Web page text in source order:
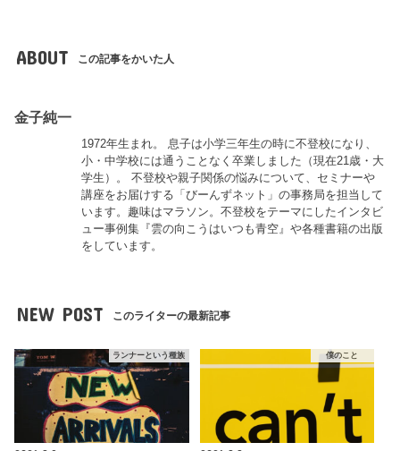
ABOUT この記事をかいた人
金子純一
1972年生まれ。 息子は小学三年生の時に不登校になり、
小・中学校には通うことなく卒業しました（現在21歳・大
学生）。 不登校や親子関係の悩みについて、セミナーや
講座をお届けする「びーんずネット」の事務局を担当して
います。趣味はマラソン。不登校をテーマにしたインタビ
ュー事例集『雲の向こうはいつも青空』や各種書籍の出版
をしています。
NEW POST このライターの最新記事
ランナーという種族 僕のこと